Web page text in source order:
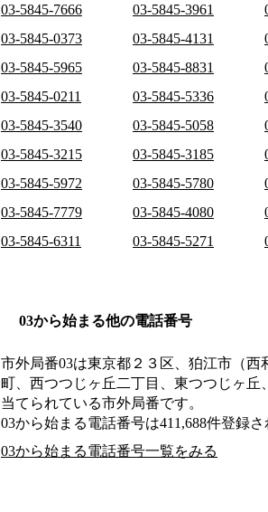
03-5845-7666
03-5845-3961
03-5845-0373
03-5845-4131
03-5845-5965
03-5845-8831
03-5845-0211
03-5845-5336
03-5845-3540
03-5845-5058
03-5845-3215
03-5845-3185
03-5845-5972
03-5845-5780
03-5845-7779
03-5845-4080
03-5845-6311
03-5845-5271
03から始まる他の電話番号
市外局番03は東京都２３区、狛江市（西
町、西つつじヶ丘二丁目、東つつじヶ丘
当てられている市外局番です。
03から始まる電話番号は411,688件登録さ
03から始まる電話番号一覧をみる